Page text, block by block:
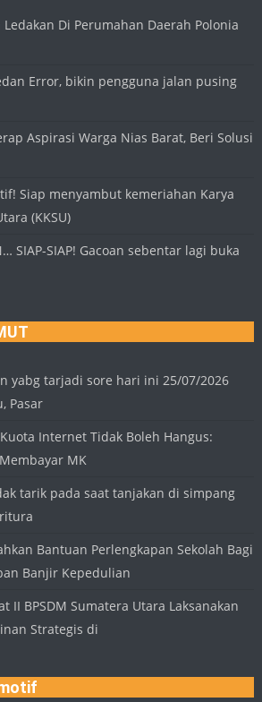
Ledakan Di Perumahan Daerah Polonia
Error, bikin pengguna jalan pusing
Aspirasi Warga Nias Barat, Beri Solusi
Siap menyambut kemeriahan Karya
(KKSU)
SIAP-SIAP! Gacoan sebentar lagi buka
yabg tarjadi sore hari ini 25/07/2026
Pasar
Internet Tidak Boleh Hangus:
MK
tarik pada saat tanjakan di simpang
Bantuan Perlengkapan Sekolah Bagi
Banjir Kepedulian
II BPSDM Sumatera Utara Laksanakan
Strategis di